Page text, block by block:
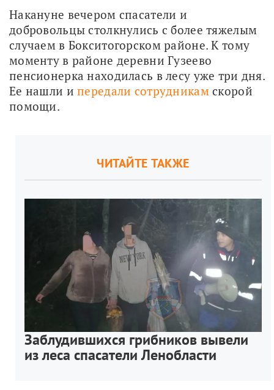
Накануне вечером спасатели и
добровольцы столкнулись с более тяжелым
случаем в Бокситогорском районе. К тому
моменту в районе деревни Гузеево
пенсионерка находилась в лесу уже три дня.
Ее нашли и передали сотрудникам скорой
помощи.
ЧИТАЙТЕ ТАКЖЕ
Заблудившихся грибников вывели
из леса спасатели Ленобласти